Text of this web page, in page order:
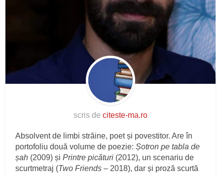
scris de citeste-ma.ro
Absolvent de limbi străine, poet și povestitor. Are în
portofoliu două volume de poezie:Șotron pe tabla de
șah (2009) șiPrintre picături (2012), un scenariu de
scurtmetraj (Two Friends – 2018), dar și proză scurtă